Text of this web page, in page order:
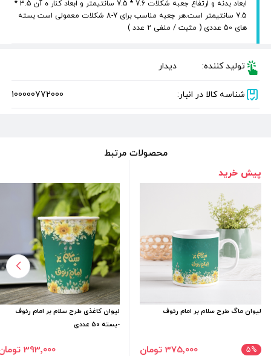
ابعاد بدنه و ارتفاع جعبه شکلات 7.6 * 7.5 سانتیمتر و ابعاد کنار ه آن 3.5 *
7.5 سانتیمتر است.هر جعبه مناسب برای 7-8 شکلات معمولی است بسته
های 50 عددی ( مثبت / منفی 2 عدد )
تولید کننده: دیدار
شناسه کالا در انبار: 100000772000
محصولات مرتبط
پیش خرید
لیوان ماگ طرح سلام بر امام رئوف
5% 375٬000 تومان
لیوان کاغذی طرح سلام بر امام رئوف
-بسته 50 عددی
393٬000 تومان